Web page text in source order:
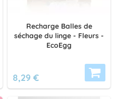
Recharge Balles de
séchage du linge - Fleurs -
EcoEgg
8,29 €